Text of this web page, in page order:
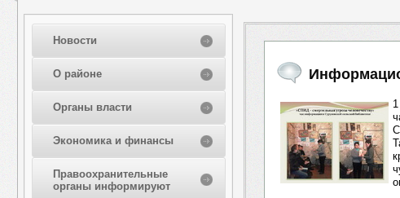
Новости
О районе
Органы власти
Экономика и финансы
Правоохранительные
органы информируют